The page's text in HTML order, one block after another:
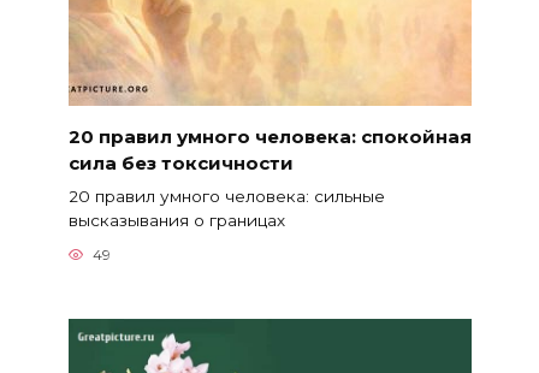
20 правил умного человека: спокойная
сила без токсичности
20 правил умного человека: сильные
высказывания о границах
49